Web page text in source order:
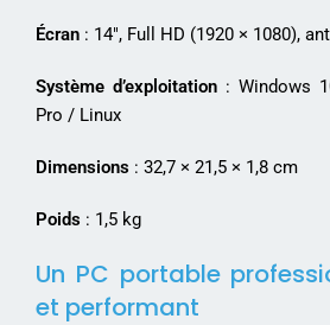
Écran : 14″, Full HD (1920 × 1080),
Système d’exploitation: Windows
Pro / Linux
Dimensions : 32,7 × 21,5 × 1,8 cm
Poids : 1,5 kg
Un PC portable
et performant